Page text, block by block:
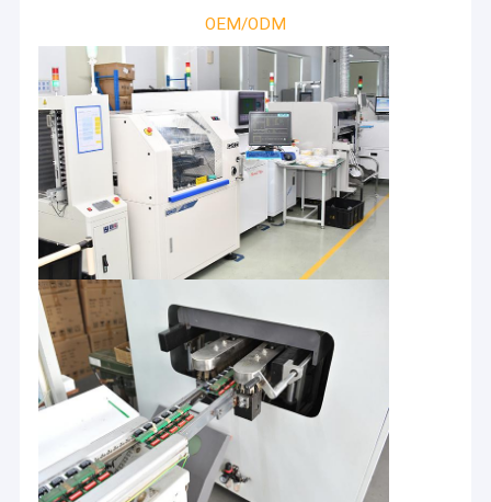
OEM/ODM